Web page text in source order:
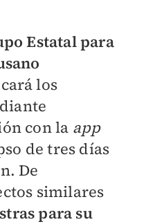
Estatal para
los
con la app
de tres días
De
similares
para su